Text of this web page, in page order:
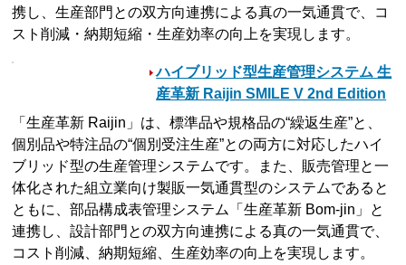
携し、生産部門との双方向連携による真の一気通貫で、コ
スト削減・納期短縮・生産効率の向上を実現します。
ハイブリッド型生産管理システム 生
産革新 Raijin SMILE V 2nd Edition
「生産革新 Raijin」は、標準品や規格品の“繰返生産”と、
個別品や特注品の“個別受注生産”との両方に対応したハイ
ブリッド型の生産管理システムです。また、販売管理と一
体化された組立業向け製販一気通貫型のシステムであると
ともに、部品構成表管理システム「生産革新 Bom-jin」と
連携し、設計部門との双方向連携による真の一気通貫で、
コスト削減、納期短縮、生産効率の向上を実現します。